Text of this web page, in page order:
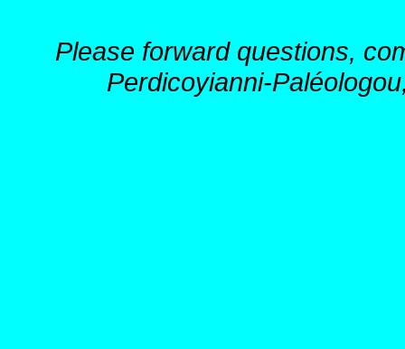
Please forward questions,
Perdicoyianni-